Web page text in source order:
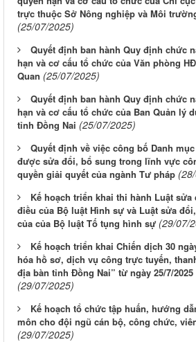
trực thuộc Sở Nông nghiệp và Môi
(25/07/2025)
Quyết định ban hành Quy định chức
hạn và cơ cấu tổ chức của Văn phòng
Quan (25/07/2025)
Quyết định ban hành Quy định chức
hạn và cơ cấu tổ chức của Ban Quản lý
tỉnh Đồng Nai (25/07/2025)
Quyết định về việc công bố Danh
được sửa đổi, bổ sung trong lĩnh vực
quyền giải quyết của ngành Tư pháp
Kế hoạch triển khai thi hành Luật
điều của Bộ luật Hình sự và Luật sửa
của của Bộ luật Tố tụng hình sự (29/07/
Kế hoạch triển khai Chiến dịch 30
hóa hồ sơ, dịch vụ công trực tuyến,
địa bàn tỉnh Đồng Nai” từ ngày 25/7/2025
(29/07/2025)
Kế hoạch tổ chức tập huấn, hướng
môn cho đội ngũ cán bộ, công chức,
(29/07/2025)